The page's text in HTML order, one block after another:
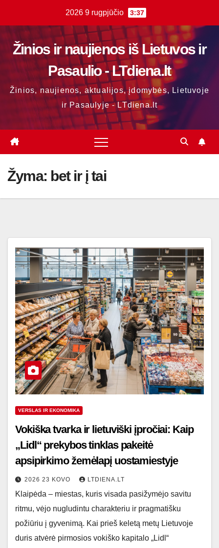
content
2026 9 rugpjūčio 3:37
Žinios ir naujienos iš Lietuvos ir
Pasaulio - LTdiena.lt
Žinios, naujienos, aktualijos, įdomybės, Lietuvoje
ir Pasaulyje - LTdiena.lt
Žyma: bet ir į tai
VERSLAS IR EKONOMIKA
Vokiška tvarka ir lietuviški įpročiai: Kaip
„Lidl“ prekybos tinklas pakeitė
apsipirkimo žemėlapį uostamiestyje
2026 23 KOVO LTDIENA.LT
Klaipėda – miestas, kuris visada pasižymėjo savitu
ritmu, vėjo nugludintu charakteriu ir pragmatišku
požiūriu į gyvenimą. Kai prieš keletą metų Lietuvoje
duris atvėrė pirmosios vokiško kapitalo „Lidl“